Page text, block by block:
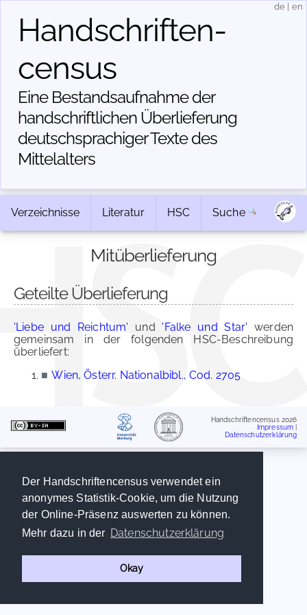
Der Handschriftencensus verwendet ein
anonymes Statistik-Cookie, um die Nutzung
der Online-Präsenz auswerten zu können.
Mehr dazu in der Datenschutzerklärung
Okay
Handschriften­
census
Eine Bestandsaufnahme der
handschriftlichen Über­lieferung
deutschsprachiger Texte des
Mittelalters
de en
Verzeichnisse Literatur HSC Suche
Mitüberlieferung
Geteilte Überlieferung
'Liebe und Reichtum' und 'Falke und Star' werden
gemeinsam in der folgenden HSC-Beschreibung
überliefert:
■ Wien, Österr. Nationalbibl., Cod. 2705
Handschriftencensus 2026
Impressum
Datenschutzerklärung